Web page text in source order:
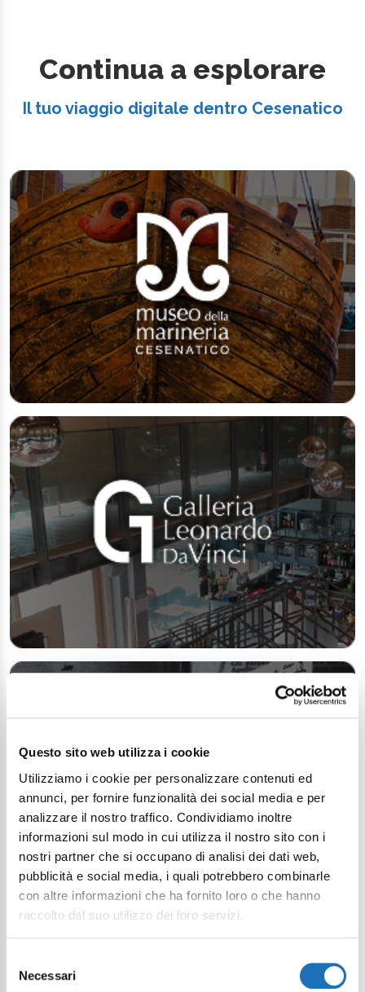
Questo sito web utilizza i cookie
Utilizziamo i cookie per personalizzare contenuti ed
annunci, per fornire funzionalità dei social media e per
analizzare il nostro traffico. Condividiamo inoltre
informazioni sul modo in cui utilizza il nostro sito con i
nostri partner che si occupano di analisi dei dati web,
pubblicità e social media, i quali potrebbero combinarle
con altre informazioni che ha fornito loro o che hanno
raccolto dal suo utilizzo dei loro servizi.
delNecessari
Continua a esplorare
Il tuo viaggio digitale dentro Cesenatico